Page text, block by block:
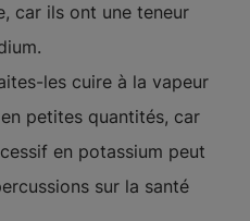
car ils ont une teneur
les cuire à la vapeur
petites quantités, car
en potassium peut
sur la santé